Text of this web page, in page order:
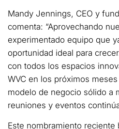
Mandy Jennings, CEO y
comenta: “Aprovechando
experimentado equipo que
oportunidad ideal para
con todos los espacios
WVC en los próximos
modelo de negocio sólido a
reuniones y eventos
Este nombramiento reciente